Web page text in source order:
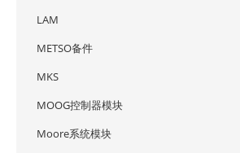
LAM
METSO备件
MKS
MOOG控制器模块
Moore系统模块